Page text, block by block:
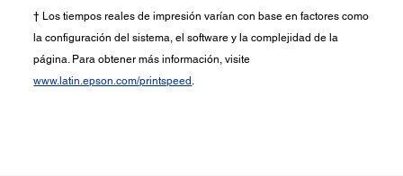
† Los tiempos reales de impresión varían con base en factores como
la configuración del sistema, el software y la complejidad de la
página. Para obtener más información, visite
www.latin.epson.com/printspeed .